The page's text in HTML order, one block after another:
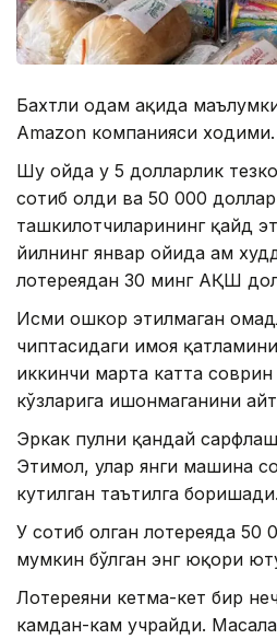
Бахтли одам ҳақида
Amazon компанияси ходими.
Шу ойда у 5 долларлик
сотиб олди ва 50 000
ташкилотчиларининг қайд
йилнинг январ ойида ҳам
лотереядан 30 минг АҚШ
Исми ошкор этилмаган
чиптасидаги ҳимоя
иккинчи марта катта
кўзларига ишонмаганини
Эркак пулни қандай
Эҳтимол, улар янги машина
кутилган таътилга боришади.
У сотиб олган лотереяда 50
мумкин бўлган энг юқори
Лотереяни кетма-кет бир
камдан-кам учрайди.